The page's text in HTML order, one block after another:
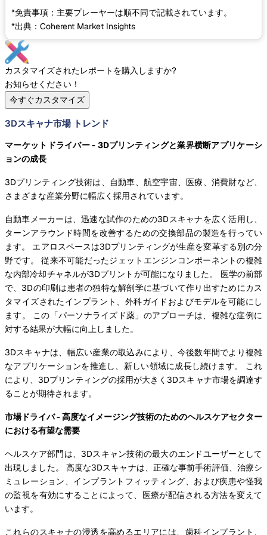
*免責事項：主要プレーヤーは順不同で記載されています。
*出典：Coherent Market Insights
カスタマイズされたレポートを購入しますか?
お知らせください！
今すぐカスタマイズ
3Dスキャナ市場 トレンド
マーケットドライバー - 3Dプリンティングと業界横断アプリケーシ
ョンの成長
3Dプリンティング技術は、自動車、航空宇宙、医療、消費財など、
さまざまな産業分野に幅広く採用されています。
自動車メーカーは、迅速な試作のための3Dスキャナを広く活用し、
ターンアラウンド時間を改善するための交換部品の製造を行ってい
ます。 エアロスペースは3Dプリンティングが生産を変革する別の分
野です。 従来不可能だったジェットエンジンコンポーネントの複雑
な内部冷却チャネルが3Dプリントが可能になりました。 医学の前部
で、3Dの印刷は患者の独特な解剖学に基づいて作り出すためにカス
タマイズされたインプラント、外科ガイドおよびモデルを可能にし
ます。 この「パーソナライズド薬」のアプローチは、複雑な症例に
対する結果が大幅に向上しました。
3Dスキャナは、幅広い産業の取込みにより、今後数年間でより複雑
なアプリケーションを推進し、新しい領域に成長し続けます。 これ
により、3Dプリンティングの採用が大きく3Dスキャナ市場を調達す
ることが期待されます。
市場ドライバ - 高度なイメージング技術のためのヘルスケアセクター
における有望な需要
ヘルスケア部門は、3Dスキャン技術の最大のエンドユーザーとして
出現しました。 高度な3Dスキャナは、正確な事前手術評価、治療シ
ミュレーション、インプラントフィッティング、および疾患や怪我
の監視を有効にすることによって、医療が配信される方法を変えて
います。
これらのスキャナの浸透を高めるエリアには、歯科インプラント、